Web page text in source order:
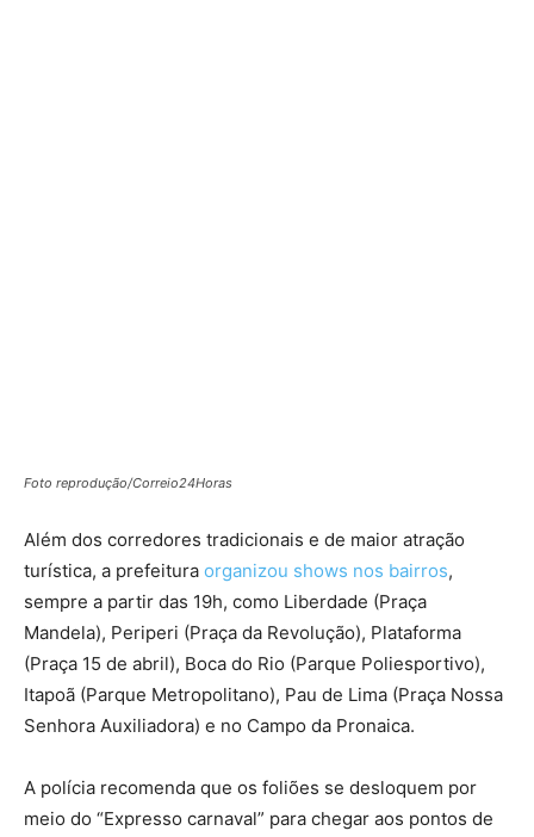
Foto reprodução/Correio24Horas
Além dos corredores tradicionais e de maior atração
turística, a prefeitura organizou shows nos bairros,
sempre a partir das 19h, como Liberdade (Praça
Mandela), Periperi (Praça da Revolução), Plataforma
(Praça 15 de abril), Boca do Rio (Parque Poliesportivo),
Itapoã (Parque Metropolitano), Pau de Lima (Praça Nossa
Senhora Auxiliadora) e no Campo da Pronaica.
A polícia recomenda que os foliões se desloquem por
meio do “Expresso carnaval” para chegar aos pontos de